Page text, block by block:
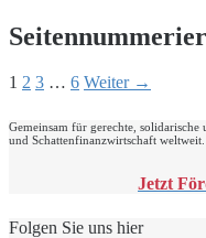
1 2 3 … 6 Weiter →
Gemeinsam für gerechte,
und Schattenfinanzwirtschaft weltweit.
Jetzt
Folgen Sie uns hier